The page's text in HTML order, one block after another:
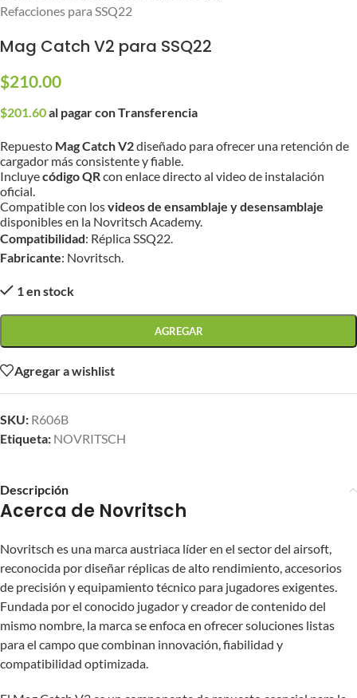
Refacciones para SSQ22
Mag Catch V2 para SSQ22
$210.00
$201.60al pagar con Transferencia
Repuesto Mag Catch V2diseñado para ofrecer una retención de
cargador más consistente y fiable.
Incluyecódigo QRcon enlace directo al video de instalación
oficial.
Compatible con losvideos de ensamblaje y desensamblaje
disponibles en la Novritsch Academy.
Compatibilidad: Réplica SSQ22.
Fabricante: Novritsch.
1 en stock
AGREGAR
Agregar a wishlist
SKU: R606B
Etiqueta: NOVRITSCH
Descripción
Acerca de Novritsch
Novritsch es una marca austriaca líder en el sector del airsoft,
reconocida por diseñar réplicas de alto rendimiento, accesorios
de precisión y equipamiento técnico para jugadores exigentes.
Fundada por el conocido jugador y creador de contenido del
mismo nombre, la marca se enfoca en ofrecer soluciones listas
para el campo que combinan innovación, fiabilidad y
compatibilidad optimizada.